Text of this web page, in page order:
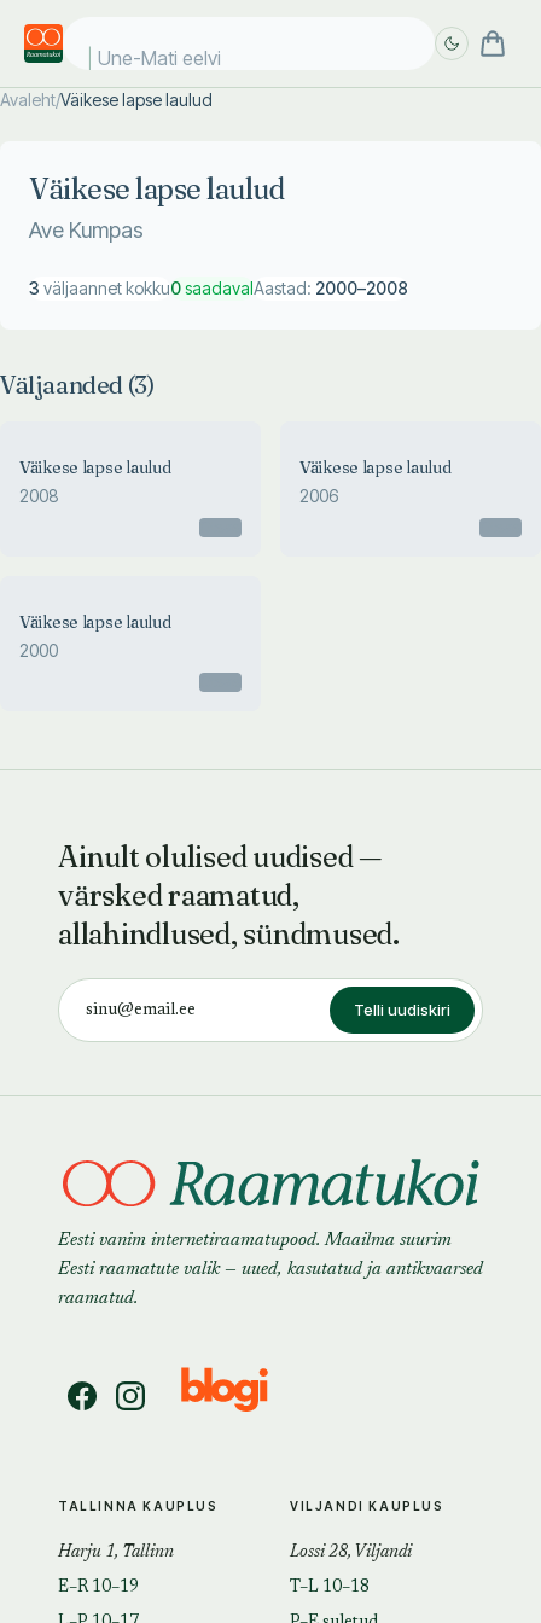
Une-Mati eelvii
Avaleht/Väikese lapse laulud
Väikese lapse laulud
Ave Kumpas
3 väljaannet kokku0saadavalAastad: 2000–2008
Väljaanded (3)
Väikese lapse laulud
2008
Väikese lapse laulud
2006
Väikese lapse laulud
2000
Ainult olulised uudised —
värsked raamatud,
allahindlused, sündmused.
Telli uudiskiri
Eesti vanim internetiraamatupood. Maailma suurim
Eesti raamatute valik — uued, kasutatud ja antikvaarsed
raamatud.
TALLINNA KAUPLUS
Harju 1, Tallinn
E–R 10–19
VILJANDI KAUPLUS
Lossi 28, Viljandi
T–L 10–18